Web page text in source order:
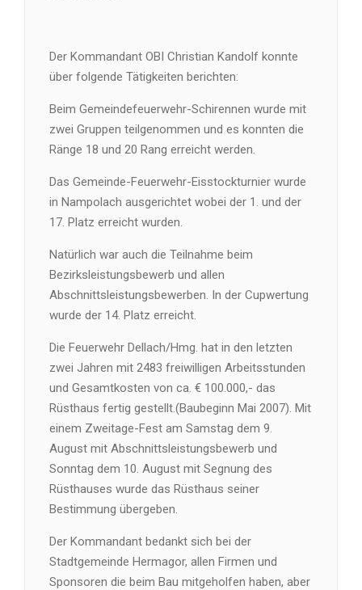
Der Kommandant OBI Christian Kandolf konnte
über folgende Tätigkeiten berichten:
Beim Gemeindefeuerwehr-Schirennen wurde mit
zwei Gruppen teilgenommen und es konnten die
Ränge 18 und 20 Rang erreicht werden.
Das Gemeinde-Feuerwehr-Eisstockturnier wurde
in Nampolach ausgerichtet wobei der 1. und der
17. Platz erreicht wurden.
Natürlich war auch die Teilnahme beim
Bezirksleistungsbewerb und allen
Abschnittsleistungsbewerben. In der Cupwertung
wurde der 14. Platz erreicht.
Die Feuerwehr Dellach/Hmg. hat in den letzten
zwei Jahren mit 2483 freiwilligen Arbeitsstunden
und Gesamtkosten von ca. € 100.000,- das
Rüsthaus fertig gestellt.(Baubeginn Mai 2007). Mit
einem Zweitage-Fest am Samstag dem 9.
August mit Abschnittsleistungsbewerb und
Sonntag dem 10. August mit Segnung des
Rüsthauses wurde das Rüsthaus seiner
Bestimmung übergeben.
Der Kommandant bedankt sich bei der
Stadtgemeinde Hermagor, allen Firmen und
Sponsoren die beim Bau mitgeholfen haben, aber